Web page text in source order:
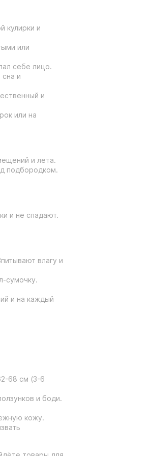
кулирки и
или
себе лицо.
и
и
или на
и лета.
подбородком.
и не спадают.
влагу и
сумочку.
и на каждый
68 см (3-6
и боди.
кожу.